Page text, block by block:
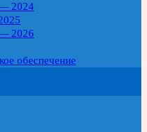
— 2024
— 2026
обеспечение